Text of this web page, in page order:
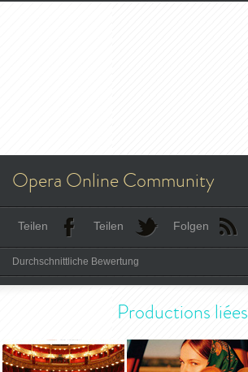
Opera Online Community
Teilen Teilen Folgen
Durchschnittliche Bewertung
Productions liées